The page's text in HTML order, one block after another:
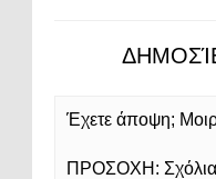
Έχετε άποψη;
ΠΡΟΣΟΧΗ: Σχόλια